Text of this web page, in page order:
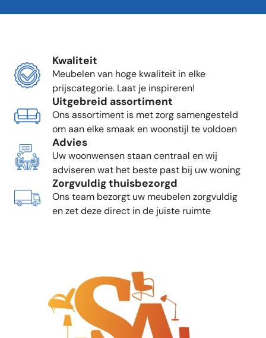
Kwaliteit
Meubelen van hoge kwaliteit in elke
prijscategorie. Laat je inspireren!
Uitgebreid assortiment
Ons assortiment is met zorg samengesteld
om aan elke smaak en woonstijl te voldoen
Advies
Uw woonwensen staan centraal en wij
adviseren wat het beste past bij uw woning
Zorgvuldig thuisbezorgd
Ons team bezorgt uw meubelen zorgvuldig
en zet deze direct in de juiste ruimte